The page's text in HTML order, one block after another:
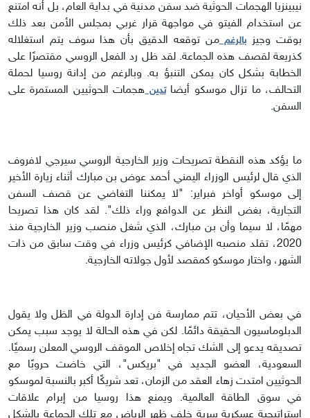
نيبينزيا الهجمات الحوثية ضد سفن مدنية في بداية العام، بل أنه امتنع
عن استخدام الفيتو في مواجهة قرار غربي بمجلس الأمن بعد ذلك
بوقت وجيز بالرغممن توقعه الدقيق بأن هذا سوف يتم استغلاله
كذريعة لقصف هذه الجماعة. لقد ظل رد الفعل الروسي مقتصرًا على
الخطابة بشكل كان يمكن التنبؤ به. وبالرغم من إدانة روسيا لحملة
التحالف، ما تزال موسكو أيضاتدين هجمات الحوثيين المستمرة على
السفن.
ما يؤكد هذه النقطة تصريحات وزير الخارجية الروسي سيرجي لافروف
الذي قال لرئيس الوزراء اليمني أحمد عوض بن مبارك أثناء زيارة الأخير
إلى موسكو أواخر فبراير: "لا يمكننا التغاضي عن قصف السفن
التجارية، بغض النظر عن الدوافع وراء ذلك". لقد كان هذا تصريحا
مهمًا، لا سيما وأن بن مبارك، الذي شغل منصب وزير الخارجية منذ
2020، تقلد منصبه الإضافي كرئيس وزراء في وقت سابق من ذات
الشهر، واختار موسكو كمقصد لأول جولاته الخارجية.
في بعض الأحيان، تتم ممارسة فن إدارة الدولة في الظل ولا يقول
الدبلوماسيون الحقيقة دائمًا. لكن في هذه الحالة لا يوجد سبب يمكن
تصديقه يدعو إلى الشك تجاه إخلاص الموقف الروسي المعلن رسميًا.
السعودية، العضو الجديد في "بريكس"، التي خاضت حروبًا مع
الحوثيين امتدت زهاء العقد من الزمان، تعد شريكًا أكبر بالنسبة لموسكو
في سوق الطاقة العالمية. ويمنع هذا روسيا من إبرام علاقات
إستراتيجية عسكرية سرية خلف ظهر الرياض مع تلك الجماعة بالشكل